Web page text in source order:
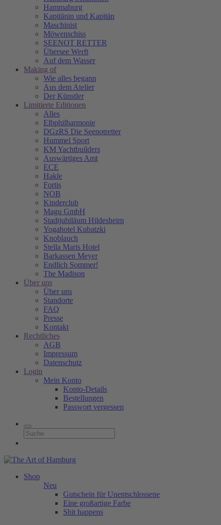
Hammaburg
Kapitänin und Kapitän
Maschinist
Möwenschiss
SEENOT RETTER
Übersee Werft
Auf dem Wasser
Making of
Wie alles begann
Aus dem Atelier
Der Künstler
Limitierte Editionen
Alles
Elbphilharmonie
DGzRS Die Seenotretter
Hummel Sport
KM Yachtbuilders
Auswärtiges Amt
ECE
Hakle
Fortis
NOB
Kinderclub
Magu GmbH
Stadtjubiläum Hildesheim
Yogahotel Kubatzki
Knoblauch
Stella Maris Hotel
Barkassen Meyer
Endlich Sommer!
The Madison
Über uns
Über uns
Standorte
FAQ
Presse
Kontakt
Rechtliches
AGB
Impressum
Datenschutz
Login
Mein Konto
Konto-Details
Bestellungen
Passwort vergessen
Shop
Neu
Gutschein für Unentschlossene
Eine großartige Farbe
Shit happens